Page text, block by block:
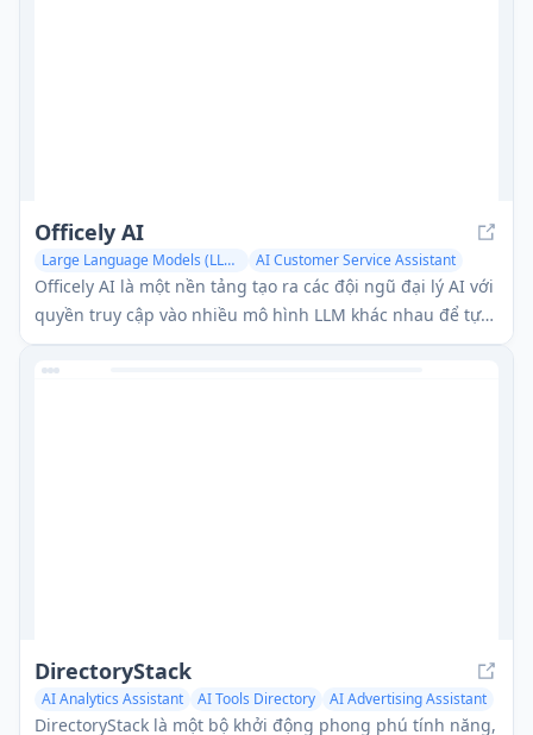
Officely AI
Large Language Models (LLMs)
AI Customer Service Assistant
AI Chatbot
Officely AI là một nền tảng tạo ra các đội ngũ đại lý AI với
quyền truy cập vào nhiều mô hình LLM khác nhau để tự
động hóa các quy trình kinh doanh và tích hợp với các
công cụ như Zendesk, Intercom, WhatsApp và các trang
DirectoryStack
AI Analytics Assistant AI Tools Directory AI Advertising Assistant
DirectoryStack là một bộ khởi động phong phú tính năng,